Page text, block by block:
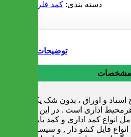
دسته بندی: کمد فلزی و بایگانی
توضیحات
مشخصات
اسناد و اوراق ، بدون شک یکی از
اداری است . در این میان
انواع کمد اداری و کمد بایگانی
انواع فایل کشو دار , و سیستم